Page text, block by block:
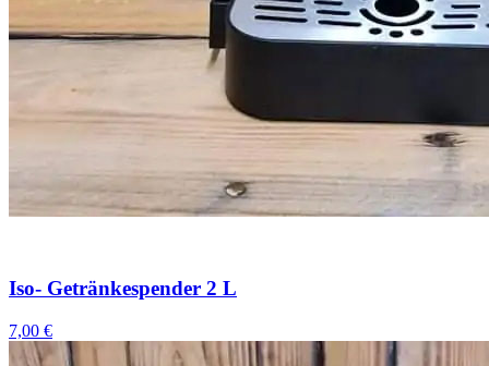
Iso- Getränkespender 2 L
7,00 €